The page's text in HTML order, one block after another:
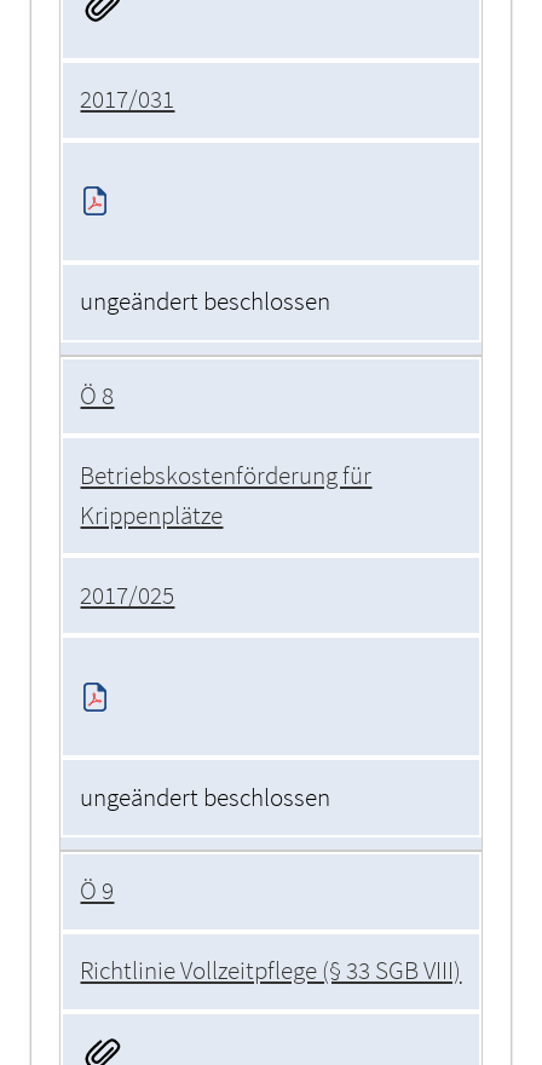
2017/031
ungeändert beschlossen
Ö 8
Betriebskostenförderung für
Krippenplätze
2017/025
ungeändert beschlossen
Ö 9
Richtlinie Vollzeitpflege (§ 33 SGB VIII)